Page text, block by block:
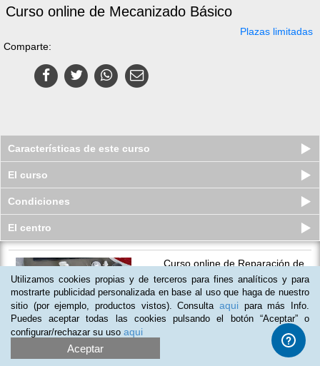
Curso online de Mecanizado Básico
Plazas limitadas
Comparte:
Características de este curso
El curso
Condiciones
El centro
Curso online de Reparación de
Pequeños Electrodomésticos y Her...
Plazas limitadas
65 $45usd
Utilizamos cookies propias y de terceros para fines analíticos y para
mostrarte publicidad personalizada en base al uso que haga de nuestro
sitio (por ejemplo, productos vistos). Consulta aqui para más Info.
Puedes aceptar todas las cookies pulsando el botón “Aceptar” o
configurar/rechazar su uso aqui
Aceptar